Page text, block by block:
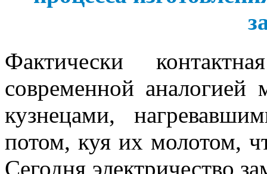
Фактически
современной аналогией
кузнецами,
потом, куя их молотом,
Сегодня электричество